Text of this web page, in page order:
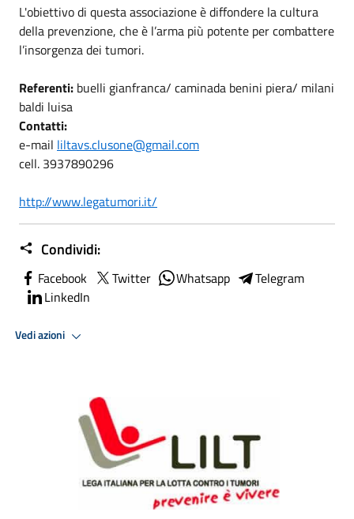
L'obiettivo di questa associazione è diffondere la cultura
della prevenzione, che è l’arma più potente per combattere
l’insorgenza dei tumori.
Referenti: buelli gianfranca/ caminada benini piera/ milani
baldi luisa
Contatti:
e-mail liltavs.clusone@gmail.com
cell. 3937890296
http://www.legatumori.it/
Condividi:
Facebook Twitter Whatsapp
Telegram
LinkedIn
Vedi azioni